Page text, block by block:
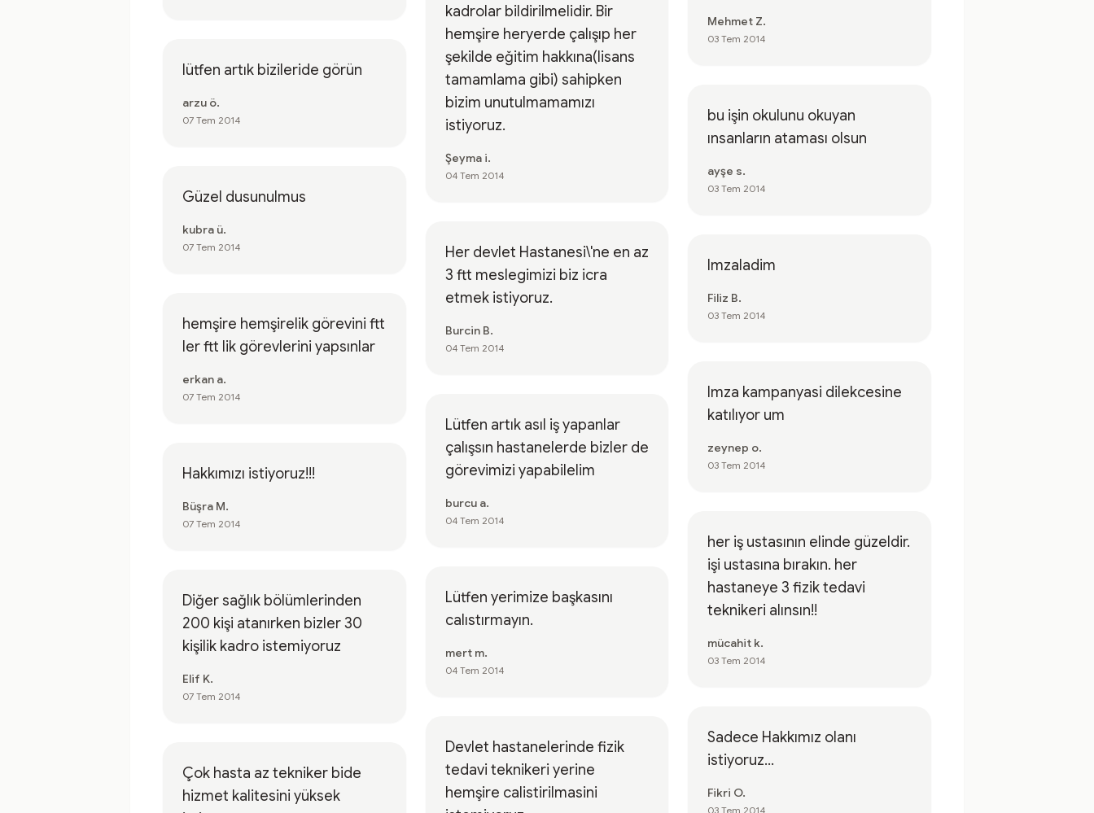
lütfen artık bizileride görün
arzu ö.
07 Tem 2014
Güzel dusunulmus
kubra ü.
07 Tem 2014
hemşire hemşirelik görevini ftt
ler ftt lik görevlerini yapsınlar
erkan a.
07 Tem 2014
Hakkımızı istiyoruz!!!
Büşra M.
07 Tem 2014
Diğer sağlık bölümlerinden
200 kişi atanırken bizler 30
kişilik kadro istemiyoruz
Elif K.
07 Tem 2014
Çok hasta az tekniker bide
hizmet kalitesini yüksek
kadrolar bildirilmelidir. Bir
hemşire heryerde çalışıp her
şekilde eğitim hakkına(lisans
tamamlama gibi) sahipken
bizim unutulmamamızı
istiyoruz.
Şeyma i.
04 Tem 2014
Her devlet Hastanesi\'ne en az
3 ftt meslegimizi biz icra
etmek istiyoruz.
Burcin B.
04 Tem 2014
Lütfen artık asıl iş yapanlar
çalışsın hastanelerde bizler de
görevimizi yapabilelim
burcu a.
04 Tem 2014
Lütfen yerimize başkasını
calıstırmayın.
mert m.
04 Tem 2014
Devlet hastanelerinde fizik
tedavi teknikeri yerine
hemşire calistirilmasini
Mehmet Z.
03 Tem 2014
bu işin okulunu okuyan
ınsanların ataması olsun
ayşe s.
03 Tem 2014
Imzaladim
Filiz B.
03 Tem 2014
Imza kampanyasi dilekcesine
katılıyor um
zeynep o.
03 Tem 2014
her iş ustasının elinde güzeldir.
işi ustasına bırakın. her
hastaneye 3 fizik tedavi
teknikeri alınsın!!
mücahit k.
03 Tem 2014
Sadece Hakkımız olanı
istiyoruz...
Fikri O.
03 Tem 2014